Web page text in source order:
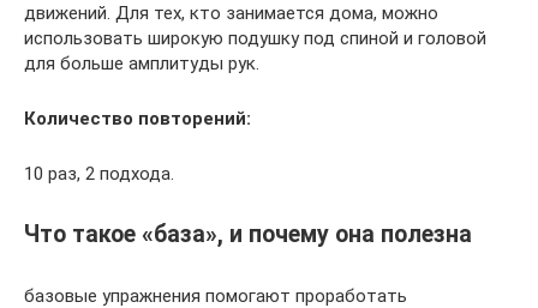
движений. Для тех, кто занимается дома, можно
использовать широкую подушку под спиной и головой
для больше амплитуды рук.
Количество повторений:
10 раз, 2 подхода.
Что такое «база», и почему она полезна
базовые упражнения помогают проработать